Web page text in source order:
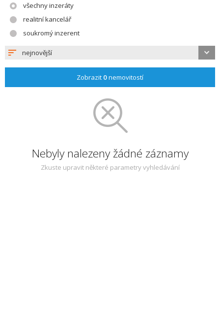
všechny inzeráty
realitní kancelář
soukromý inzerent
nejnovější
Zobrazit 0nemovitostí
Nebyly nalezeny žádné záznamy
Zkuste upravit některé parametry vyhledávání